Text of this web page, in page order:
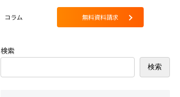
コラム 無料資料請求
検索
検索